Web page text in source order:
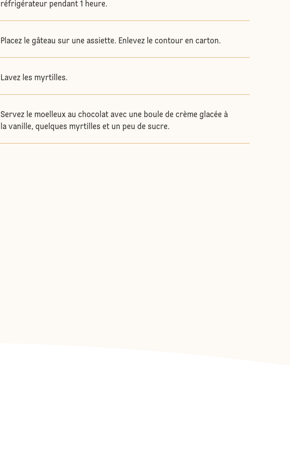
réfrigérateur pendant 1 heure.
Placez le gâteau sur une assiette. Enlevez le contour en carton.
Lavez les myrtilles.
Servez le moelleux au chocolat avec une boule de crème glacée à
la vanille, quelques myrtilles et un peu de sucre.